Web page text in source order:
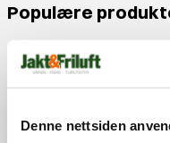
Denne nettsiden
Populære